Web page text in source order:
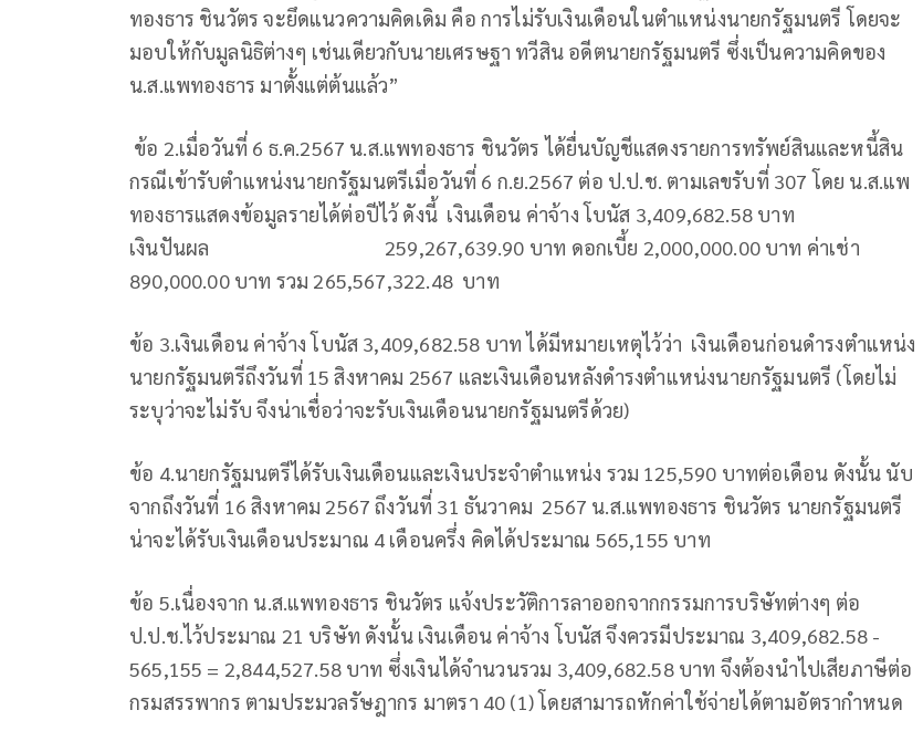
ทองธาร ชินวัตร จะยึดแนวความคิดเดิม คือ การไม่รับเงินเดือนในตำแหน่งนายกรัฐมนตรี โดยจะ
มอบให้กับมูลนิธิต่างๆ เช่นเดียวกับนายเศรษฐา ทวีสิน อดีตนายกรัฐมนตรี ซึ่งเป็นความคิดของ
น.ส.แพทองธาร มาตั้งแต่ต้นแล้ว”
ข้อ 2.เมื่อวันที่ 6 ธ.ค.2567 น.ส.แพทองธาร ชินวัตร ได้ยื่นบัญชีแสดงรายการทรัพย์สินและหนี้สิน
กรณีเข้ารับตำแหน่งนายกรัฐมนตรีเมื่อวันที่ 6 ก.ย.2567 ต่อ ป.ป.ช. ตามเลขรับที่ 307 โดย น.ส.แพ
ทองธารแสดงข้อมูลรายได้ต่อปีไว้ ดังนี้ เงินเดือน ค่าจ้าง โบนัส 3,409,682.58 บาท
เงินปันผล 259,267,639.90 บาท ดอกเบี้ย 2,000,000.00 บาท ค่าเช่า
890,000.00 บาท รวม 265,567,322.48 บาท
ข้อ 3.เงินเดือน ค่าจ้าง โบนัส 3,409,682.58 บาท ได้มีหมายเหตุไว้ว่า เงินเดือนก่อนดำรงตำแหน่ง
นายกรัฐมนตรีถึงวันที่ 15 สิงหาคม 2567 และเงินเดือนหลังดำรงตำแหน่งนายกรัฐมนตรี (โดยไม่
ระบุว่าจะไม่รับ จึงน่าเชื่อว่าจะรับเงินเดือนนายกรัฐมนตรีด้วย)
ข้อ 4.นายกรัฐมนตรีได้รับเงินเดือนและเงินประจำตำแหน่ง รวม 125,590 บาทต่อเดือน ดังนั้น นับ
จากถึงวันที่ 16 สิงหาคม 2567 ถึงวันที่ 31 ธันวาคม 2567 น.ส.แพทองธาร ชินวัตร นายกรัฐมนตรี
น่าจะได้รับเงินเดือนประมาณ 4 เดือนครึ่ง คิดได้ประมาณ 565,155 บาท
ข้อ 5.เนื่องจาก น.ส.แพทองธาร ชินวัตร แจ้งประวัติการลาออกจากกรรมการบริษัทต่างๆ ต่อ
ป.ป.ช.ไว้ประมาณ 21 บริษัท ดังนั้น เงินเดือน ค่าจ้าง โบนัส จึงควรมีประมาณ 3,409,682.58 -
565,155 = 2,844,527.58 บาท ซึ่งเงินได้จำนวนรวม 3,409,682.58 บาท จึงต้องนำไปเสียภาษีต่อ
กรมสรรพากร ตามประมวลรัษฎากร มาตรา 40 (1) โดยสามารถหักค่าใช้จ่ายได้ตามอัตรากำหนด